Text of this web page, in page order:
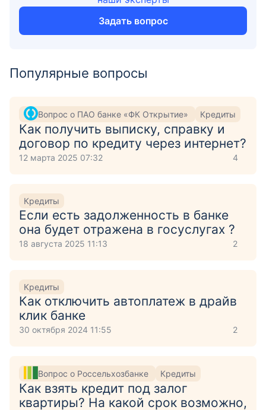
Задать вопрос
Популярные вопросы
Вопрос о ПАО банке «ФК Открытие» Кредиты
Как получить выписку, справку и
договор по кредиту через интернет?
12 марта 2025 07:32 4
Кредиты
Если есть задолженность в банке
она будет отражена в госуслугах ?
18 августа 2025 11:13 2
Кредиты
Как отключить автоплатеж в драйв
клик банке
30 октября 2024 11:55 2
Вопрос о Россельхозбанке Кредиты
Как взять кредит под залог
квартиры? На какой срок возможно,